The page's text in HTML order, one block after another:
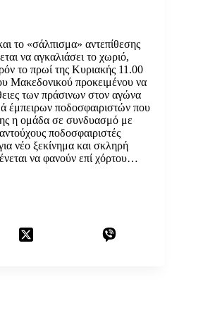
το «σάλπισμα» αντεπίθεσης
να αγκαλιάσει το χωριό,
το πρωί της Κυριακής 11.00
Μακεδονικού προκειμένου να
των πράσινων στον αγώνα
έμπειρων ποδοσφαιριστών που
η ομάδα σε συνδυασμό με
ποδοσφαιριστές
νέο ξεκίνημα και σκληρή
να φανούν επί χόρτου…